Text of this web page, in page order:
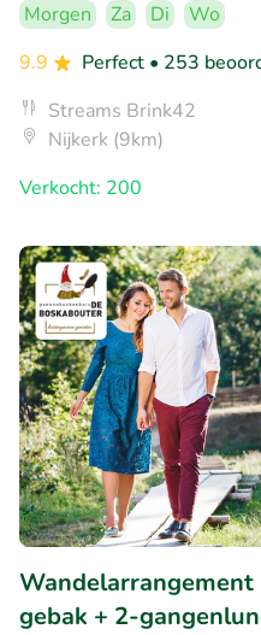
Morgen Za Di
Wo
9.9
Perfect • 253
Streams Brink42
Nijkerk (9km)
Verkocht: 200
gebak + 2-